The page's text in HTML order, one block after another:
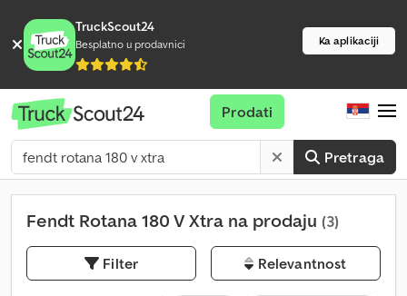
TruckScout24
Besplatno u prodavnici Ka aplikaciji
Pretraga
Prodati
Fendt Rotana 180 V Xtra na prodaju (3)
Filter Relevantnost